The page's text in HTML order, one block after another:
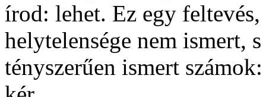
írod: lehet. Ez egy
helytelensége nem ismert,
tényszerűen ismert